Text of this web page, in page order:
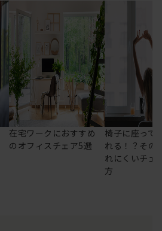
在宅ワークにおすすめ
のオフィスチェア5選
椅子に座って
れる！？その
れにくいチェ
方